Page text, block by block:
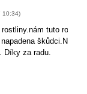
10:34)
tuto
Díky za radu.